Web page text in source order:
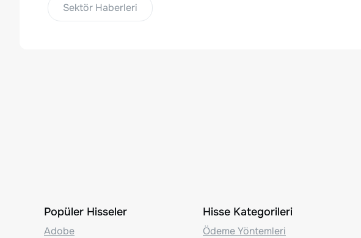
Sektör Haberleri
Popüler Hisseler
Adobe
Hisse Kategorileri
Ödeme Yöntemleri